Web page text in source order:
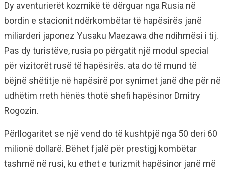
Dy aventurierët kozmikë të dërguar nga Rusia në
bordin e stacionit ndërkombëtar të hapësirës janë
miliarderi japonez Yusaku Maezawa dhe ndihmësi i tij.
Pas dy turistëve, rusia po përgatit një modul special
për vizitorët rusë të hapësirës. ata do të mund të
bëjnë shëtitje në hapësirë por synimet janë dhe për në
udhëtim rreth hënës thotë shefi hapësinor Dmitry
Rogozin.
Përllogaritet se një vend do të kushtpjë nga 50 deri 60
milionë dollarë. Bëhet fjalë për prestigj kombëtar
tashmë në rusi, ku ethet e turizmit hapësinor janë më